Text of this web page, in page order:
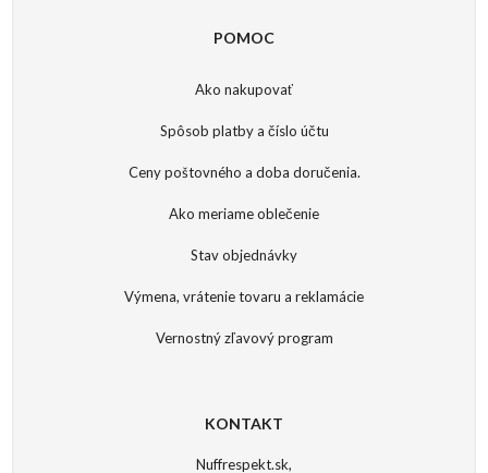
POMOC
Ako nakupovať
Spôsob platby a číslo účtu
Ceny poštovného a doba doručenia.
Ako meriame oblečenie
Stav objednávky
Výmena, vrátenie tovaru a reklamácie
Vernostný zľavový program
KONTAKT
Nuffrespekt.sk,